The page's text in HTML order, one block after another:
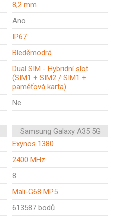
8,2 mm
Ano
IP67
Bleděmodrá
Dual SIM - Hybridní slot
(SIM1 + SIM2 / SIM1 +
paměťová karta)
Ne
Samsung Galaxy A35 5G
Exynos 1380
2400 MHz
8
Mali-G68 MP5
613587 bodů